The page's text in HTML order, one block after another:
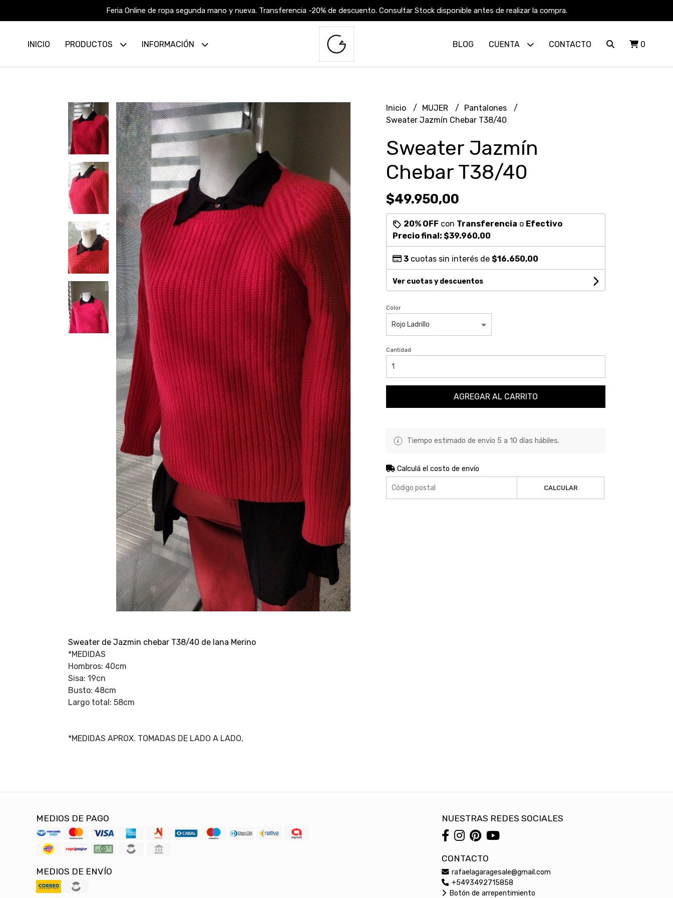
Feria Online de ropa segunda mano y nueva. Transferencia -20% de descuento. Consultar Stock disponible antes de realizar la compra.
INICIO PRODUCTOS INFORMACIÓN BLOG CUENTA CONTACTO 0
Sweater de Jazmin chebar T38/40 de lana Merino
*MEDIDAS
Hombros: 40cm
Sisa: 19cn
Busto: 48cm
Largo total: 58cm
*MEDIDAS APROX. TOMADAS DE LADO A LADO,
Inicio MUJER
Pantalones
Sweater Jazmín Chebar T38/40
Sweater Jazmín
Chebar T38/40
$49.950,00
20% OFF con Transferencia o Efectivo
Precio final: $39.960,00
3cuotas sin interés de $16.650,00
Ver cuotas y descuentos
Color
Cantidad
AGREGAR AL CARRITO
Tiempo estimado de envío 5 a 10 días hábiles.
Calculá el costo de envío
CALCULAR
MEDIOS DE PAGO
MEDIOS DE ENVÍO
NUESTRAS REDES SOCIALES
CONTACTO
rafaelagaragesale@gmail.com
+5493492715858
Botón de arrepentimiento